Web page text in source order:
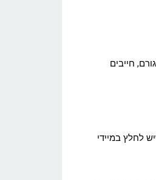
חייבים
לחלץ במיידי